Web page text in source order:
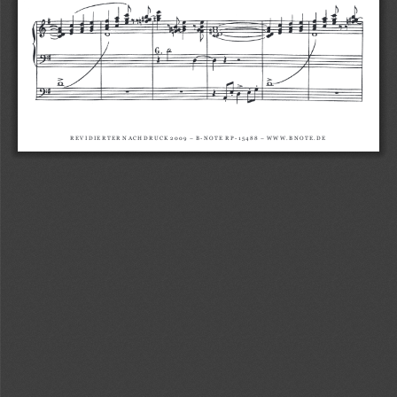
R E V I D I E R T E R N A C H D R U C K 2 0 0 9 – B - N O T E R P - 1 5 4 8 8 – W W W . B N O T E . D E